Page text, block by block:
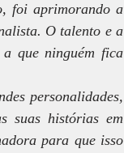
foi aprimorando a
O talento e a
que ninguém fica
personalidades,
suas histórias em
para que isso